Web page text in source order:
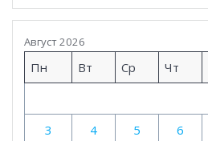
Август 2026
Пн Вт Ср Чт
3
4 5 6